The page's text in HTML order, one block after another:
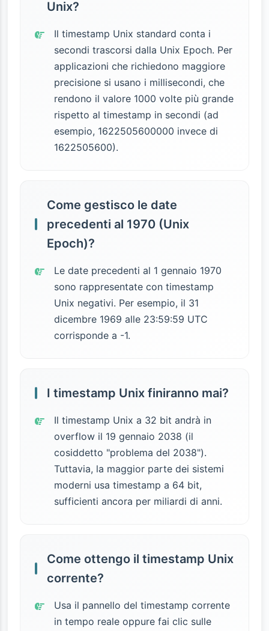
Unix?
Il timestamp Unix standard conta i
secondi trascorsi dalla Unix Epoch. Per
applicazioni che richiedono maggiore
precisione si usano i millisecondi, che
rendono il valore 1000 volte più grande
rispetto al timestamp in secondi (ad
esempio, 1622505600000 invece di
1622505600).
Come gestisco le date
precedenti al 1970 (Unix
Epoch)?
Le date precedenti al 1 gennaio 1970
sono rappresentate con timestamp
Unix negativi. Per esempio, il 31
dicembre 1969 alle 23:59:59 UTC
corrisponde a -1.
I timestamp Unix finiranno mai?
Il timestamp Unix a 32 bit andrà in
overflow il 19 gennaio 2038 (il
cosiddetto "problema del 2038").
Tuttavia, la maggior parte dei sistemi
moderni usa timestamp a 64 bit,
sufficienti ancora per miliardi di anni.
Come ottengo il timestamp Unix
corrente?
Usa il pannello del timestamp corrente
in tempo reale oppure fai clic sulle